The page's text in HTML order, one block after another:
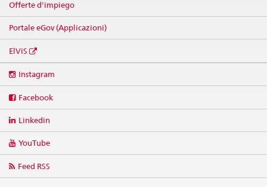
Offerte d'impiego
Portale eGov (Applicazioni)
ElViS
media
Instagram
Facebook
Linkedin
YouTube
Feed RSS